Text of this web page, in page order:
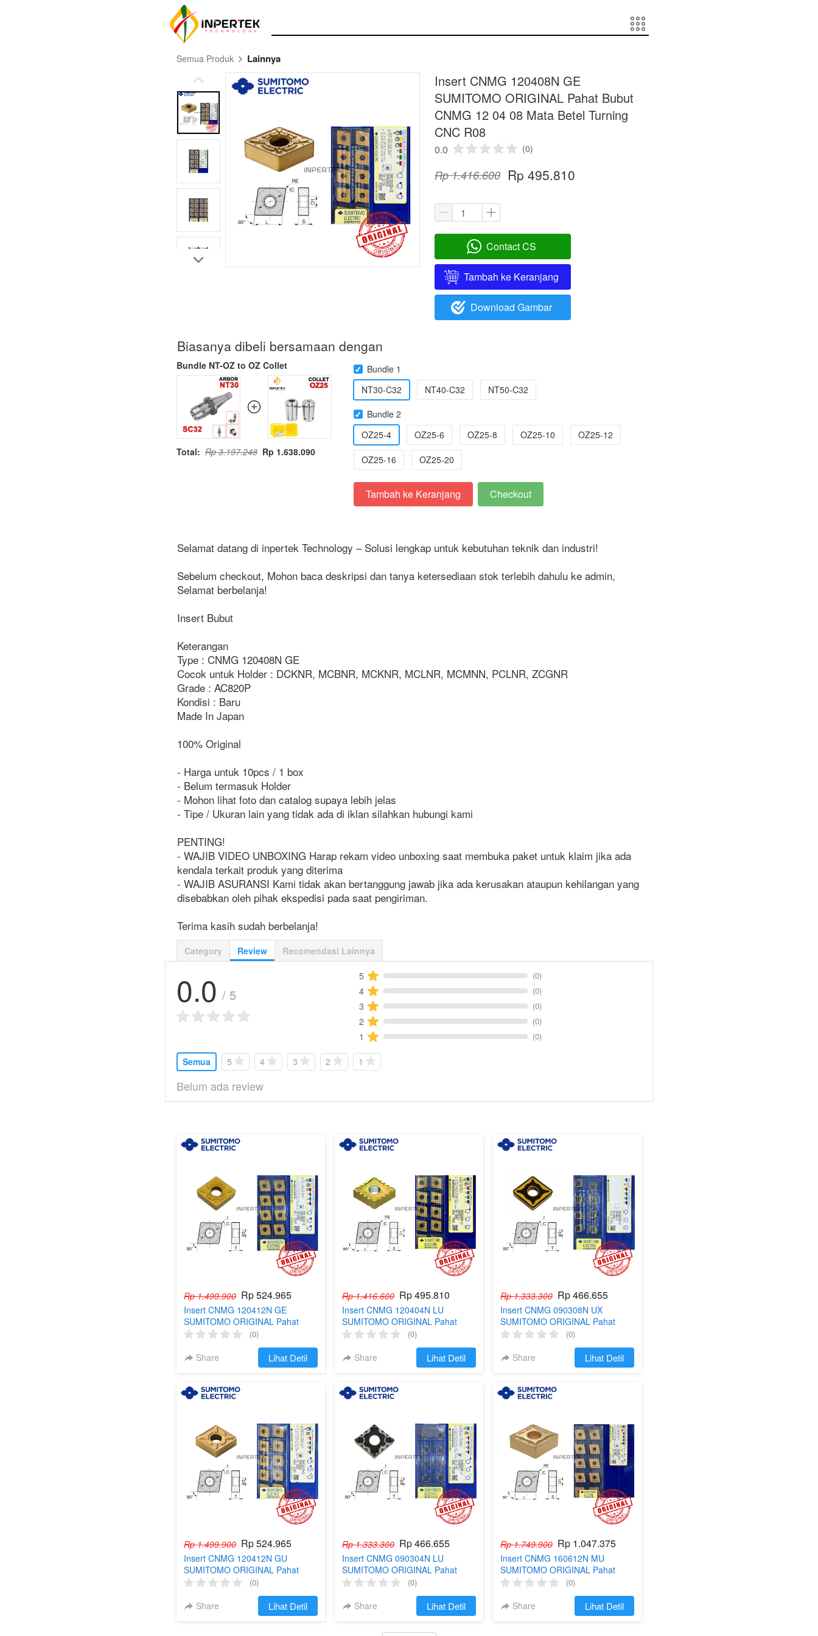
Semua Produk Lainnya
Insert CNMG 120408N GE
SUMITOMO ORIGINAL Pahat Bubut
CNMG 12 04 08 Mata Betel Turning
CNC R08
0.0 (0)
Rp 1.416.600 Rp 495.810
` Contact CS
` Tambah ke Keranjang
` Download Gambar
Biasanya dibeli bersamaan dengan
Bundle NT-OZ to OZ Collet
Total: Rp 3.197.248 Rp 1.638.090
Bundle 1
NT30-C32
NT40-C32
NT50-C32
Bundle 2
OZ25-4
OZ25-6 OZ25-8 OZ25-10 OZ25-12
OZ25-16 OZ25-20
`
Tambah ke Keranjang `
Checkout
Selamat datang di inpertek Technology – Solusi lengkap untuk kebutuhan teknik dan industri!
Sebelum checkout, Mohon baca deskripsi dan tanya ketersediaan stok terlebih dahulu ke admin,
Selamat berbelanja!
Insert Bubut
Keterangan
Type : CNMG 120408N GE
Cocok untuk Holder : DCKNR, MCBNR, MCKNR, MCLNR, MCMNN, PCLNR, ZCGNR
Grade : AC820P
Kondisi : Baru
Made In Japan
100% Original
- Harga untuk 10pcs / 1 box
- Belum termasuk Holder
- Mohon lihat foto dan catalog supaya lebih jelas
- Tipe / Ukuran lain yang tidak ada di iklan silahkan hubungi kami
PENTING!
- WAJIB VIDEO UNBOXING Harap rekam video unboxing saat membuka paket untuk klaim jika ada
kendala terkait produk yang diterima
- WAJIB ASURANSI Kami tidak akan bertanggung jawab jika ada kerusakan ataupun kehilangan yang
disebabkan oleh pihak ekspedisi pada saat pengiriman.
Terima kasih sudah berbelanja!
Category Review Recomendasi Lainnya
0.0 / 5
5 (0)
4 (0)
3 (0)
2 (0)
1 (0)
Semua 5 4 3 2 1
Belum ada review
Rp 1.499.900 Rp 524.965
Insert CNMG 120412N GE
SUMITOMO ORIGINAL Pahat
Bubut CNMG 12 04 12 Mata Betel
(0)
Share `
Lihat Detil
Rp 1.416.600 Rp 495.810
Insert CNMG 120404N LU
SUMITOMO ORIGINAL Pahat
Bubut CNMG 12 04 04 Mata Betel
(0)
Share `Lihat Detil
Rp 1.333.300 Rp 466.655
Insert CNMG 090308N UX
SUMITOMO ORIGINAL Pahat
Bubut CNMG 09 03 08 Mata Betel
(0)
Share `Lihat Detil
Rp 1.499.900 Rp 524.965
Insert CNMG 120412N GU
SUMITOMO ORIGINAL Pahat
Bubut CNMG 12 04 12 Mata Betel
(0)
Share `
Lihat Detil
Rp 1.333.300 Rp 466.655
Insert CNMG 090304N LU
SUMITOMO ORIGINAL Pahat
Bubut CNMG 09 03 04 Mata Betel
(0)
Share `Lihat Detil
Rp 1.749.900 Rp 1.047.375
Insert CNMG 160612N MU
SUMITOMO ORIGINAL Pahat
Bubut CNMG 16 06 12 Mata Betel
(0)
Share `Lihat Detil